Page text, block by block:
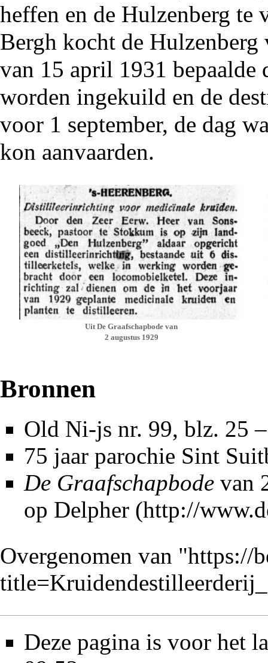
heffen en de Hulzenberg te
Bergh kocht de
van 15 april 1931 bepaalde
worden ingekuild en de
voor 1 september, de dag
kon aanvaarden.
Uit De Graafschapbode van
2 augustus 1929
Bronnen
Old Ni-js nr. 99, blz. 25
75 jaar parochie Sint
De Graafschapbode van
op Delpher
Overgenomen van "https://
Deze pagina is voor het